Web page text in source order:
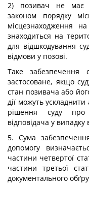
2) позивач не має
законом порядку
місцезнаходження
знаходиться на
для відшкодування
відмови у позові.
Таке забезпечення
застосоване, якщо
стан позивача або
дії можуть
рішення суду про
відповідача у випадку
5. Сума
допомогу
частини четвертої
частини третьої
документального